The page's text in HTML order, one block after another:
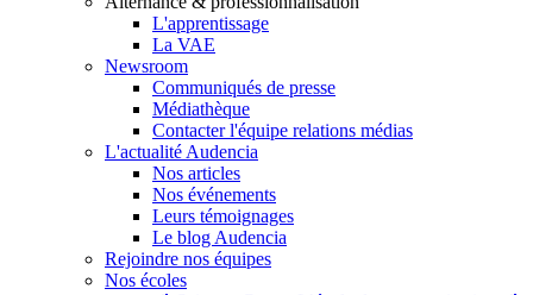
L'apprentissage
La VAE
Newsroom
Communiqués de presse
Médiathèque
Contacter l'équipe relations médias
L'actualité Audencia
Nos articles
Nos événements
Leurs témoignages
Le blog Audencia
Rejoindre nos équipes
Nos écoles